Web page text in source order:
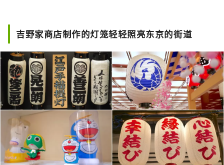
吉野家商店制作的灯笼轻轻照亮东京的街道